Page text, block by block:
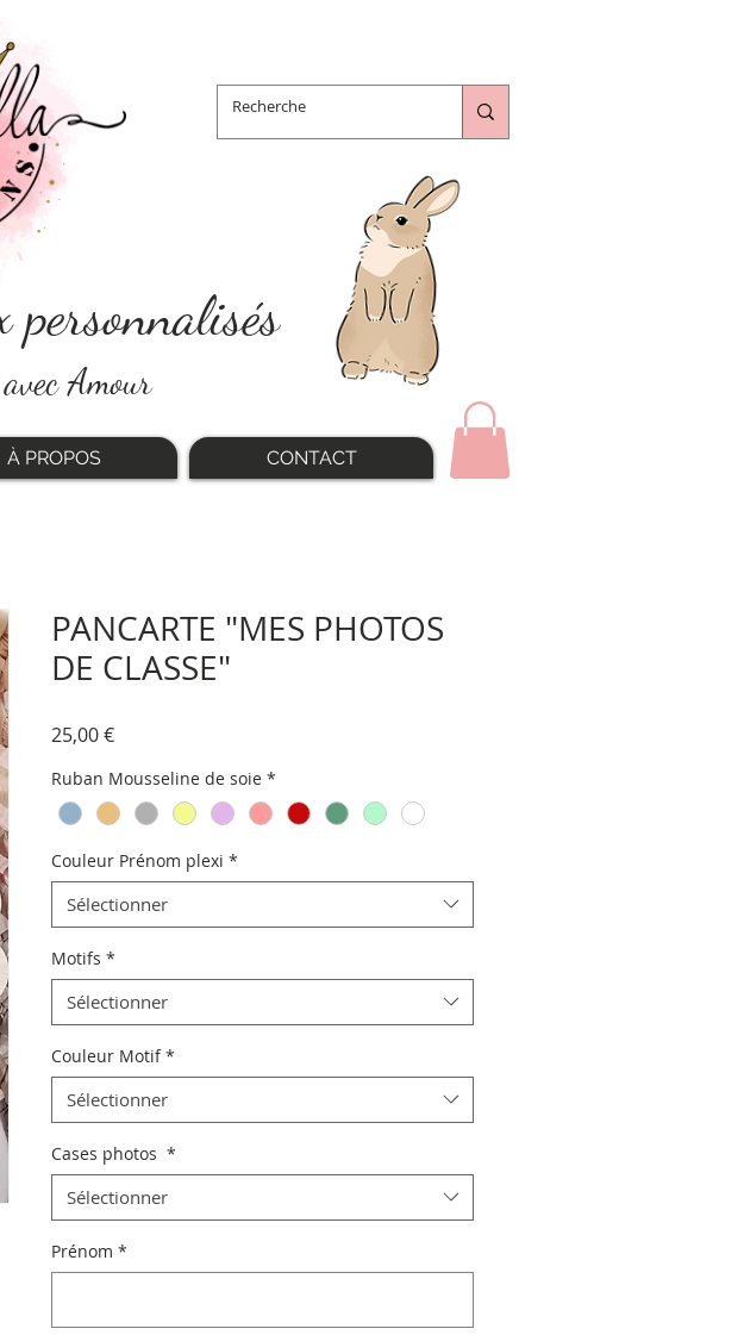
personnalisés
Amour
À PROPOS CONTACT
PANCARTE "MES PHOTOS
DE CLASSE"
25,00 €Prix
Ruban Mousseline de soie *
Couleur Prénom plexi *
Sélectionner
Motifs *
Sélectionner
Couleur Motif *
Sélectionner
Cases photos *
Sélectionner
Prénom *